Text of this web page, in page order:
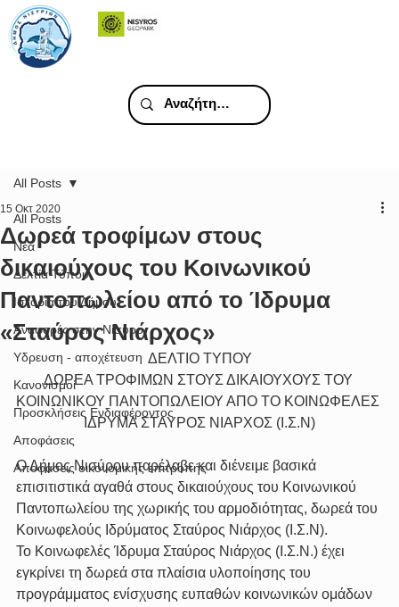
All Posts
Νέα
Δελτία Τύπου
Ιστορία του Δήμου
Αναφορές στην Νίσυρο
Υδρευση - αποχέτευση
Κανονισμοί
Προσκλήσεις Ενδιαφέροντος
Αποφάσεις
Αποφάσεις οικονομικής επιτροπής
All Posts
Δωρεά τροφίμων στους
δικαιούχους του Κοινωνικού
Παντοπωλείου από το Ίδρυμα
«Σταύρος Νιάρχος»
15 Οκτ 2020
ΔΕΛΤΙΟ ΤΥΠΟΥ
ΔΩΡΕΑ ΤΡΟΦΙΜΩΝ ΣΤΟΥΣ ΔΙΚΑΙΟΥΧΟΥΣ ΤΟΥ
ΚΟΙΝΩΝΙΚΟΥ ΠΑΝΤΟΠΩΛΕΙΟΥ ΑΠΟ ΤΟ ΚΟΙΝΩΦΕΛΕΣ
ΙΔΡΥΜΑ ΣΤΑΥΡΟΣ ΝΙΑΡΧΟΣ (Ι.Σ.Ν)
Ο Δήμος Νισύρου παρέλαβε και διένειμε βασικά
επισιτιστικά αγαθά στους δικαιούχους του Κοινωνικού
Παντοπωλείου της χωρικής του αρμοδιότητας, δωρεά του
Κοινωφελούς Ιδρύματος Σταύρος Νιάρχος (Ι.Σ.Ν).
Το Κοινωφελές Ίδρυμα Σταύρος Νιάρχος (Ι.Σ.Ν.) έχει
εγκρίνει τη δωρεά στα πλαίσια υλοποίησης του
προγράμματος ενίσχυσης ευπαθών κοινωνικών ομάδων